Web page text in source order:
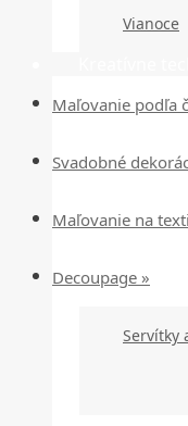
Vianoce
Maľovanie podľa
Svadobné
Maľovanie na
Decoupage »
Servítky